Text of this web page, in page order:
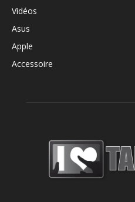
Vidéos
Asus
Apple
Accessoire